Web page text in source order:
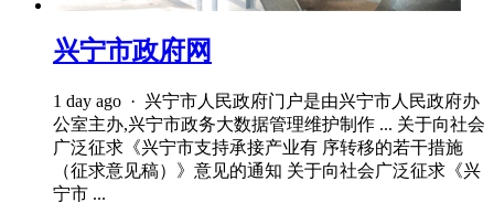
兴宁市政府网
1 day ago · 兴宁市人民政府门户是由兴宁市人民政府办
公室主办,兴宁市政务大数据管理维护制作 ... 关于向社会
广泛征求《兴宁市支持承接产业有 序转移的若干措施
（征求意见稿）》意见的通知 关于向社会广泛征求《兴
宁市 ...